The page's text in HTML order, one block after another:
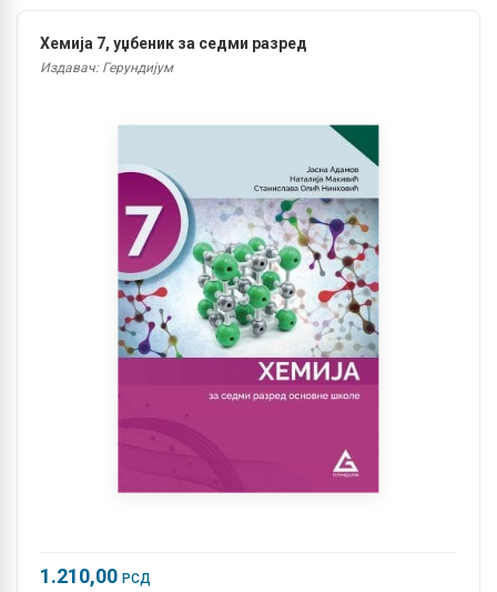
Хемија 7, уџбеник за седми разред
Издавач: Герундијум
1.210,00 РСД